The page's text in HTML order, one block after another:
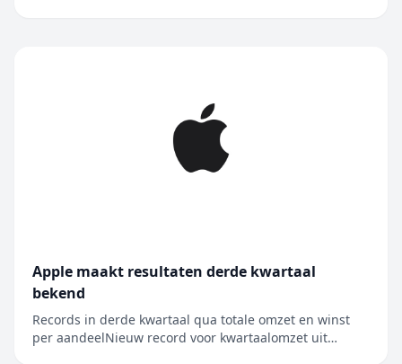
Apple maakt resultaten derde kwartaal
bekend
Records in derde kwartaal qua totale omzet en winst
per aandeelNieuw record voor kwartaalomzet uit